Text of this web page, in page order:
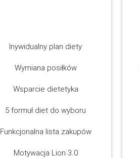
Inywidualny plan diety
Wymiana posiłków
Wsparcie dietetyka
5 formuł diet do wyboru
Funkcjonalna lista zakupów
Motywacja Lion 3.0